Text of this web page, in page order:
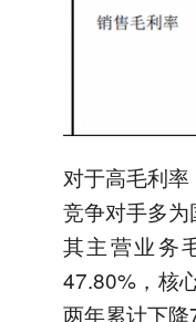
对于高毛利
竞争对手多为
其主营业务
47.80%，核
两年累计下降